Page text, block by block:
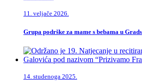
11. veljače 2026.
Grupa podrške za mame s bebama u
14. studenoga 2025.